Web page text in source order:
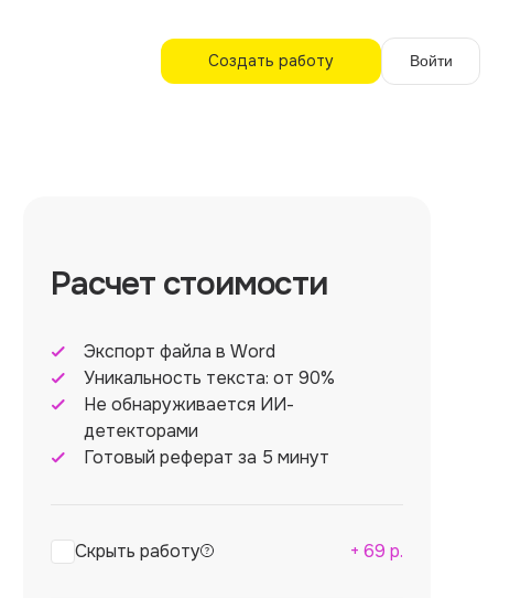
Создать работу Войти
Расчет стоимости
Экспорт файла в Word
Уникальность текста: от 90%
Не обнаруживается ИИ-
детекторами
Готовый реферат за 5 минут
Скрыть работу + 69 р.